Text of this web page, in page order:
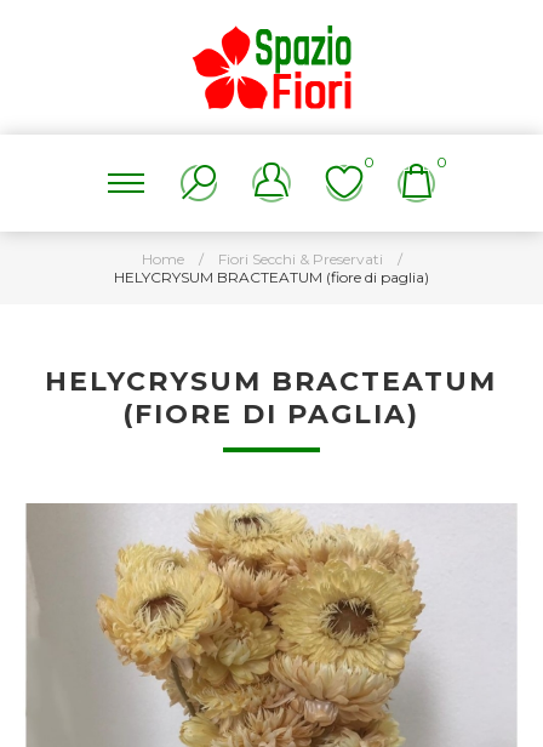
0 0
Home / Fiori Secchi & Preservati
/
HELYCRYSUM BRACTEATUM (fiore di paglia)
HELYCRYSUM BRACTEATUM
(FIORE DI PAGLIA)